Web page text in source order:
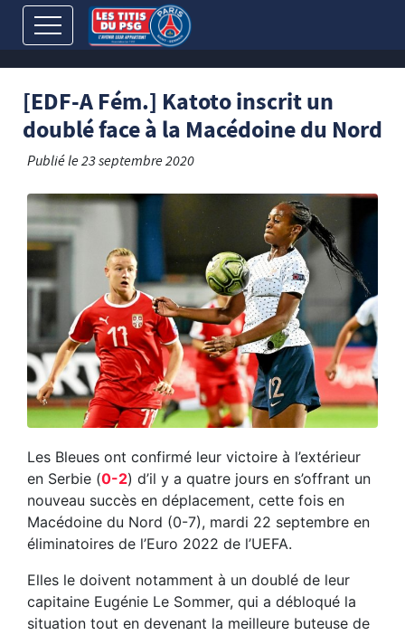
[EDF-A Fém.] Katoto inscrit un
doublé face à la Macédoine du Nord
Publié le23 septembre 2020
Les Bleues ont confirmé leur victoire à l’extérieur
en Serbie (0-2) d’il y a quatre jours en s’offrant un
nouveau succès en déplacement, cette fois en
Macédoine du Nord (0-7), mardi 22 septembre en
éliminatoires de l’Euro 2022 de l’UEFA.
Elles le doivent notamment à un doublé de leur
capitaine Eugénie Le Sommer, qui a débloqué la
situation tout en devenant la meilleure buteuse de